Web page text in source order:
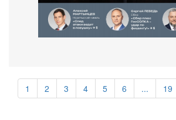
1 2 3 4 5 6 ... 19